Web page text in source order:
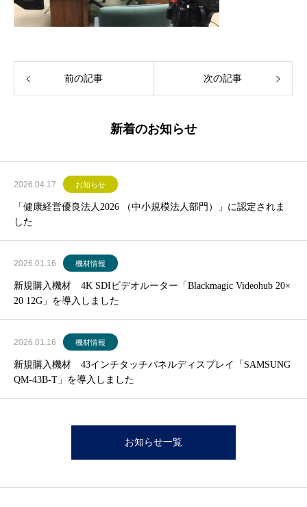
前の記事 次の記事
新着のお知らせ
2026.04.17 お知らせ
「健康経営優良法人2026 （中小規模法人部門）」に認定されま
した
2026.01.16 機材情報
新規購入機材 4K SDIビデオルーター「Blackmagic Videohub 20×
20 12G」を導入しました
2026.01.16 機材情報
新規購入機材 43インチタッチパネルディスプレイ「SAMSUNG
QM-43B-T」を導入しました
お知らせ一覧